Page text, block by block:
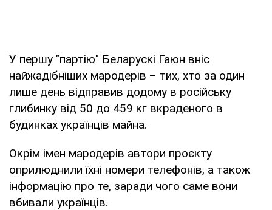
У першу "партію" Беларускі Гаюн вніс
найжадібніших мародерів – тих, хто за один
лише день відправив додому в російську
глибинку від 50 до 459 кг вкраденого в
будинках українців майна.
Окрім імен мародерів автори проєкту
оприлюднили їхні номери телефонів, а також
інформацію про те, заради чого саме вони
вбивали українців.